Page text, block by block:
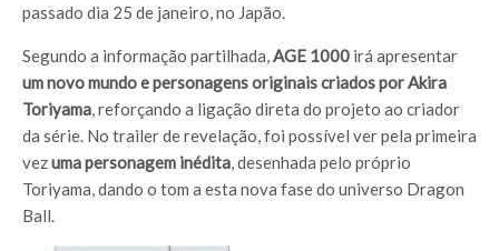
passado dia 25 de janeiro, no Japão.
Segundo a informação partilhada,AGE 1000 irá apresentar
um novo mundo e personagens originais criados por Akira
Toriyama, reforçando a ligação direta do projeto ao criador
da série. No trailer de revelação, foi possível ver pela primeira
vezuma personagem inédita, desenhada pelo próprio
Toriyama, dando o tom a esta nova fase do universo Dragon
Ball.